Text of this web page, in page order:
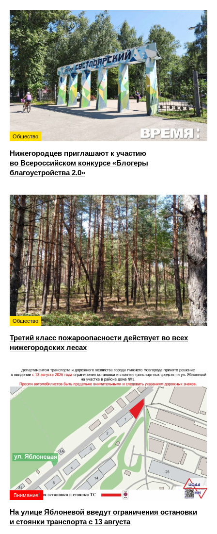
Общество
Нижегородцев приглашают к участию
во Всероссийском конкурсе «Блогеры
благоустройства 2.0»
Общество
Третий класс пожароопасности действует во всех
нижегородских лесах
Внимание!
На улице Яблоневой введут ограничения остановки
и стоянки транспорта с 13 августа